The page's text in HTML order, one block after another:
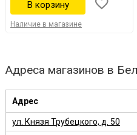
Наличие в магазине
Адреса магазинов в
Адрес
ул. Князя Трубецкого, д. 50